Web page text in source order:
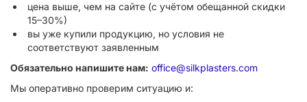
цена выше, чем на сайте (с учётом обещанной скидки
15–30%)
вы уже купили продукцию, но условия не
соответствуют заявленным
Обязательно напишите нам: office@silkplasters.com
Мы оперативно проверим ситуацию и: